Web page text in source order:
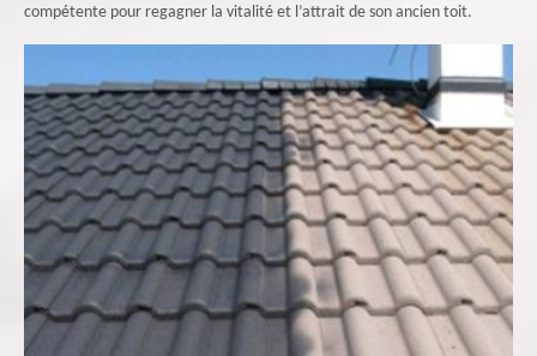
compétente pour regagner la vitalité et l’attrait de son ancien toit.